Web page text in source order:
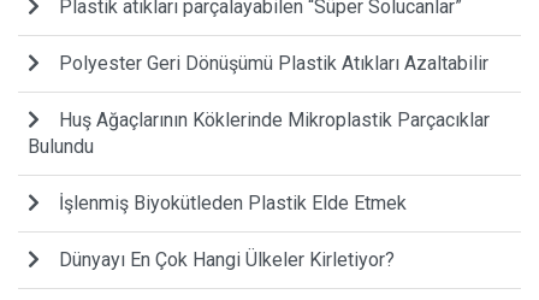
Plastik atıkları parçalayabilen “Süper Solucanlar”
Polyester Geri Dönüşümü Plastik Atıkları Azaltabilir
Huş Ağaçlarının Köklerinde Mikroplastik Parçacıklar
Bulundu
İşlenmiş Biyokütleden Plastik Elde Etmek
Dünyayı En Çok Hangi Ülkeler Kirletiyor?